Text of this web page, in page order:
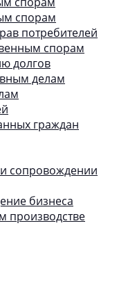
спорам
потребителей
спорам
долгов
делам
граждан
сопровождении
бизнеса
производстве